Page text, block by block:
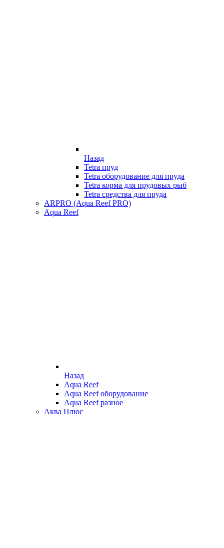
Назад
Tetra пруд
Tetra оборудование для пруда
Tetra корма для прудовых рыб
Tetra средства для пруда
ARPRO (Aqua Reef PRO)
Aqua Reef
Назад
Aqua Reef
Aqua Reef оборудование
Aqua Reef разное
Аква Плюс